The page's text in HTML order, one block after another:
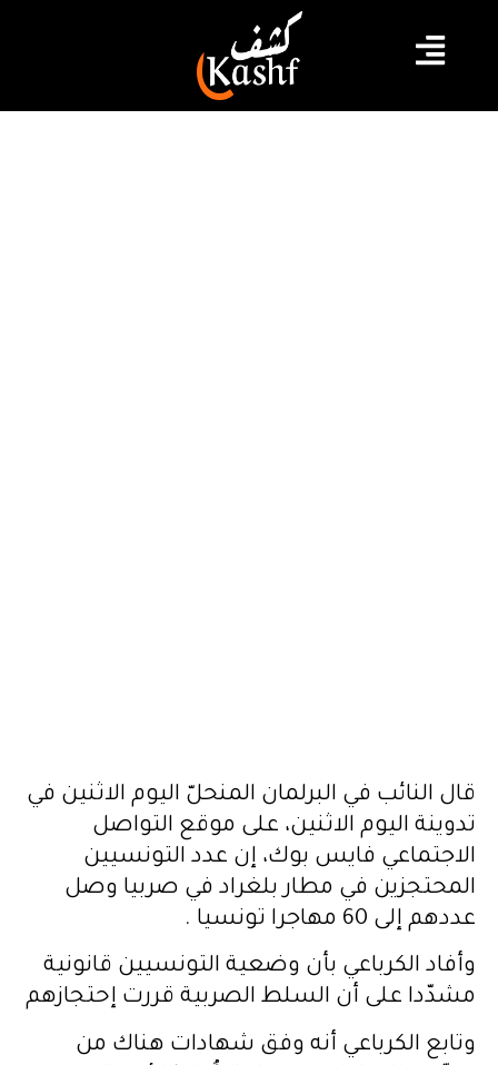
قال النائب في البرلمان المنحلّ اليوم الاثنين في
تدوينة اليوم الاثنين، على موقع التواصل
الاجتماعي فايس بوك، إن عدد التونسيين
المحتجزين في مطار بلغراد في صربيا وصل
عددهم إلى 60 مهاجرا تونسيا .
وأفاد الكرباعي بأن وضعية التونسيين قانونية
مشدّدا على أن السلط الصربية قررت إحتجازهم
وتابع الكرباعي أنه وفق شهادات هناك من